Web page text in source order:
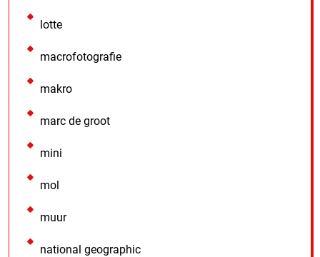
lotte
macrofotografie
makro
marc de groot
mini
mol
muur
national geographic